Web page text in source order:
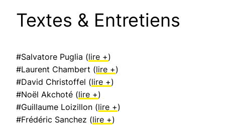
Textes & Entretiens
#Salvatore Puglia (lire +)
#Laurent Chambert (lire +)
#David Christoffel (lire +)
#Noël Akchoté (lire +)
#Guillaume Loizillon (lire +)
#Frédéric Sanchez (lire +)